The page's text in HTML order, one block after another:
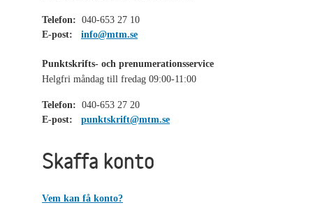
Telefon: 040-653 27 10
E-post:
info@mtm.se
Punktskrifts- och prenumerationsservice
Helgfri måndag till fredag 09:00-11:00
Telefon: 040-653 27 20
E-post:
punktskrift@mtm.se
Skaffa konto
Vem kan få konto?